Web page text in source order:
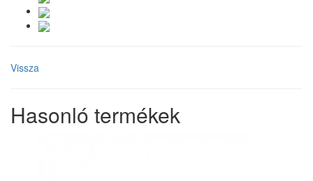
Vissza
Hasonló termékek